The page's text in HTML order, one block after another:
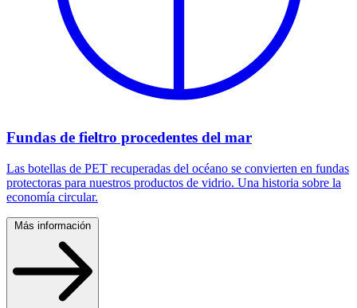
Fundas de fieltro procedentes del mar
Las botellas de PET recuperadas del océano se convierten en fundas
protectoras para nuestros productos de vidrio. Una historia sobre la
economía circular.
Más información